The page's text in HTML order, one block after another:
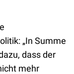
„In Summe
dass der
mehr